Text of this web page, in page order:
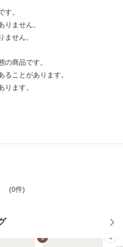
。
ません。
せん。
商品です。
ことがあります。
ます。
(0件)
3 4